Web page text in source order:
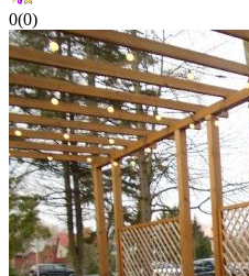
0(0)